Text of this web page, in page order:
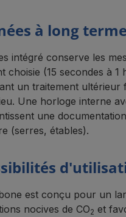
à long
intégré conserve les
choisie (15 secondes à
un traitement
Une horloge interne
une
(serres, étables).
est conçu pour un
nocives de CO2 et